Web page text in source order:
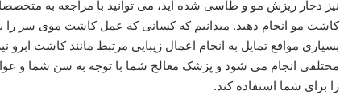
نیز دچار ریزش مو و طاسی شده اید، می توانید با مراجعه به
کاشت مو انجام دهید. میدانیم که کسانی که عمل کاشت موی سر را
بسیاری مواقع تمایل به انجام اعمال زیبایی مرتبط مانند کاشت
مختلفی انجام می شود و پزشک معالج شما با توجه به سن شما و
را برای شما استفاده کند.